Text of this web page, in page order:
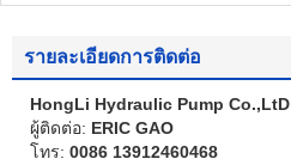
รายละเอียดการติดต่อ
HongLi Hydraulic Pump Co.,LtD
ผู้ติดต่อ: ERIC GAO
โทร: 0086 13912460468